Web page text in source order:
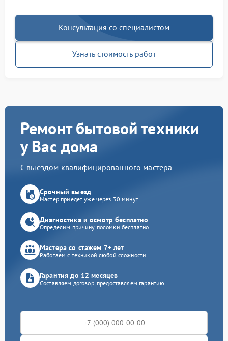
Консультация со специалистом
Узнать стоимость работ
Ремонт бытовой техники
у Вас дома
С выездом квалифицированного мастера
Срочный выезд
Мастер приедет уже через 30 минут
Диагностика и осмотр бесплатно
Определим причину поломки бесплатно
Мастера со стажем 7+ лет
Работаем с техникой любой сложности
Гарантия до 12 месяцев
Составляем договор, предоставляем гарантию